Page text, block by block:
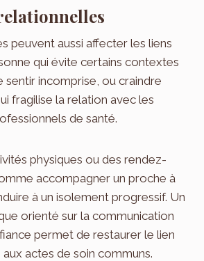
peuvent aussi affecter les liens
qui évite certains contextes
sentir incomprise, ou craindre
fragilise la relation avec les
de santé.
physiques ou des rendez-
accompagner un proche à
à un isolement progressif. Un
orienté sur la communication
permet de restaurer le lien
actes de soin communs.